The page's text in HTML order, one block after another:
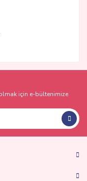
için e-bültenimize